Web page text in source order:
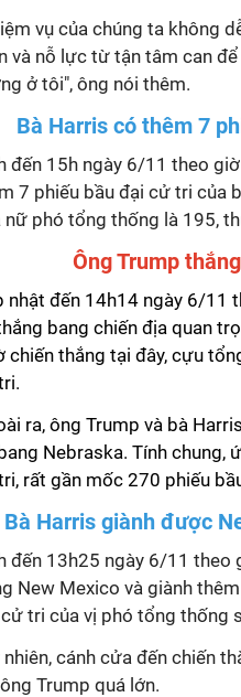
vụ của chúng ta không
và nỗ lực từ tận tâm can
ở tôi", ông nói thêm.
Bà Harris có thêm 7
đến 15h ngày 6/11 theo
7 phiếu bầu đại cử tri của
nữ phó tổng thống là 195,
Ông Trump
nhật đến 14h14 ngày 6/11
bang chiến địa quan
chiến thắng tại đây, cựu
ra, ông Trump và bà
Nebraska. Tính chung,
rất gần mốc 270 phiếu
Bà Harris giành được
đến 13h25 ngày 6/11 theo
New Mexico và giành
tri của vị phó tổng thống
nhiên, cánh cửa đến chiến
Trump quá lớn.